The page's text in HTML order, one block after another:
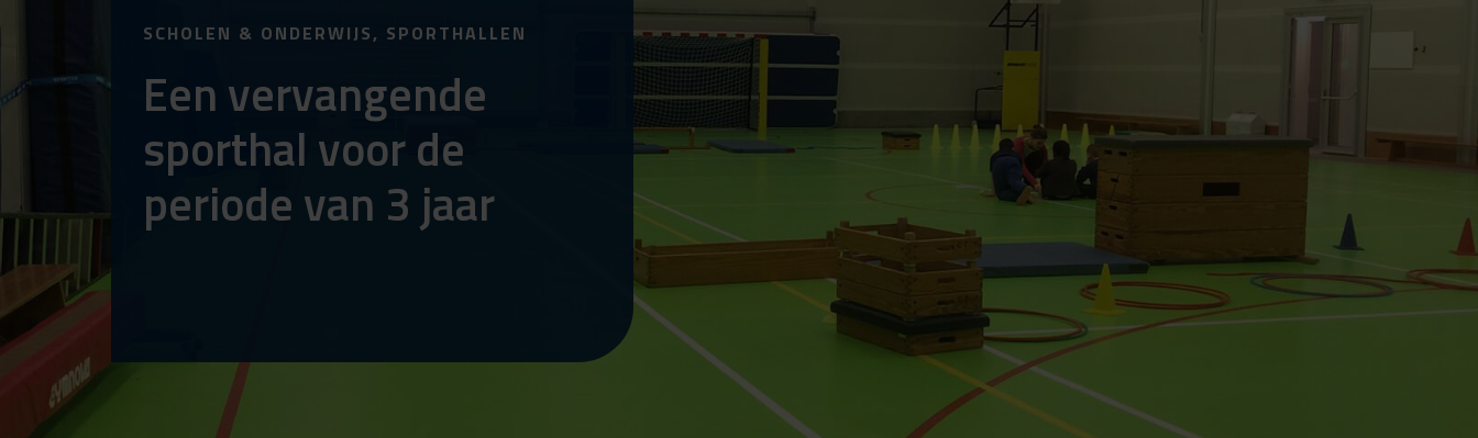
SCHOLEN & ONDERWIJS, SPORTHALLEN
Een vervangende
sporthal voor de
periode van 3 jaar